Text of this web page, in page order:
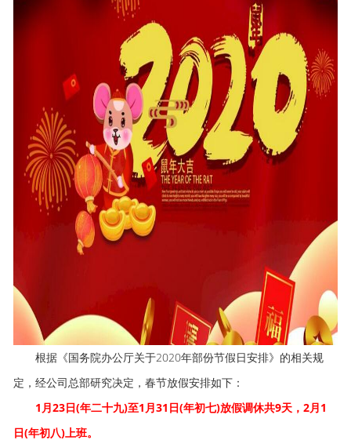
根据《国务院办公厅关于2020年部份节假日安排》的相关规
定，经公司总部研究决定，春节放假安排如下：
1月23日(年二十九)至1月31日(年初七)放假调休共9天，2月1
日(年初八)上班。